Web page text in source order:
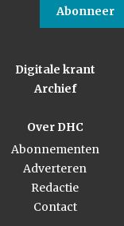
Abonneer
Digitale krant
Archief
Over DHC
Abonnementen
Adverteren
Redactie
Contact